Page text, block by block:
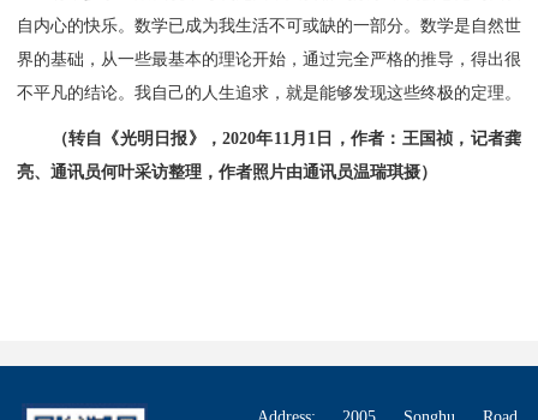
自内心的快乐。数学已成为我生活不可或缺的一部分。数学是自然世
界的基础，从一些最基本的理论开始，通过完全严格的推导，得出很
不平凡的结论。我自己的人生追求，就是能够发现这些终极的定理。
（转自《光明日报》，2020年11月1日，作者：王国祯， 记者龚
亮、通讯员何叶采访整理，作者照片由通讯员温瑞琪摄）